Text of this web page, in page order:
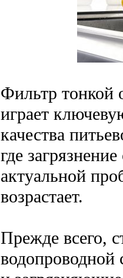
Фильтр тонкой
играет
качества
где
актуальной
возрастает.
Прежде всего,
водопроводной